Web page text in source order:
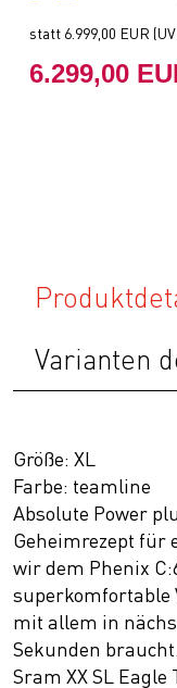
statt 6.999,00 EUR (
6.299,00
Varianten
Größe: XL
Farbe: teamline
Absolute Power
Geheimrezept für
wir dem Phenix
superkomfortable
mit allem in
Sekunden
Sram XX SL